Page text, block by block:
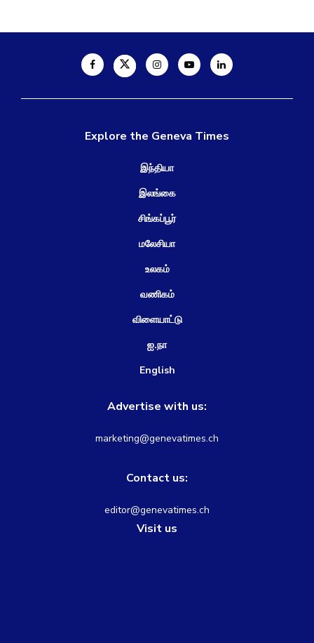
Explore the Geneva Times
இந்தியா
இலங்கை
சிங்கப்பூர்
மலேசியா
உலகம்
வணிகம்
விளையாட்டு
ஐ.நா
English
Advertise with us:
marketing@genevatimes.ch
Contact us:
editor@genevatimes.ch
Visit us